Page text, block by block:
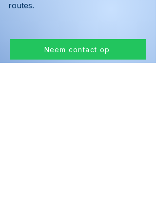
routes.
Neem contact op